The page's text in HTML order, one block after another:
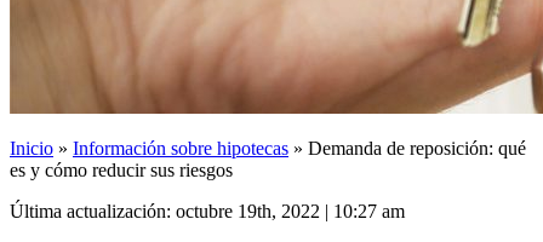
Inicio » Información sobre hipotecas » Demanda de reposición: qué
es y cómo reducir sus riesgos
Última actualización: octubre 19th, 2022 | 10:27 am